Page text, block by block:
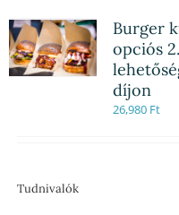
Burger
opciós
díjon
26,980 Ft
Tudnivalók